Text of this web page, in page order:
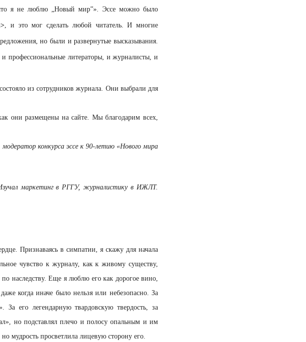
я не люблю „Новый мир”». Эссе можно было
, и это мог сделать любой читатель. И многие
но были и развернутые высказывания.
профессиональные литераторы, и журналисты, и
из сотрудников журнала. Они выбрали для
они размещены на сайте. Мы благодарим всех,
модератор конкурса эссе к 90-летию «Нового мира
маркетинг в РГГУ, журналистику в ИЖЛТ.
Признаваясь в симпатии, я скажу для начала
чувство к журналу, как к живому существу,
наследству. Еще я люблю его как дорогое вино,
когда иначе было нельзя или небезопасно. За
его легендарную твардовскую твердость, за
но подставлял плечо и полосу опальным и им
мудрость просветлила лицевую сторону его.